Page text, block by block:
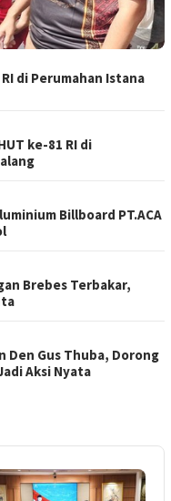
di Perumahan Istana
ke-81 RI di
Billboard PT.ACA
Brebes Terbakar,
Den Gus Thuba, Dorong
Aksi Nyata